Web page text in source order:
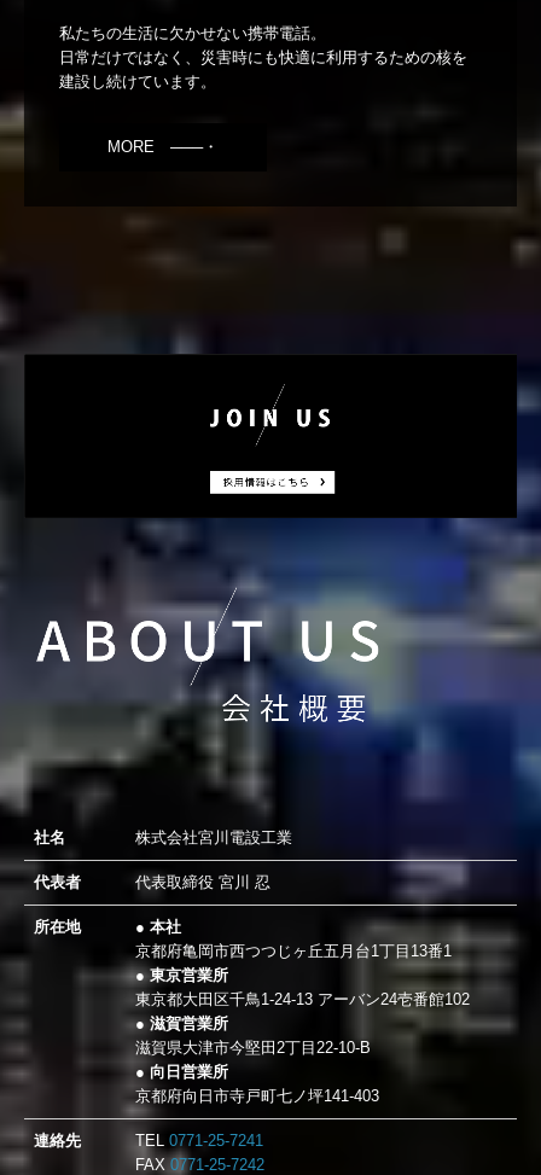
私たちの生活に欠かせない携帯電話。
日常だけではなく、災害時にも快適に利用するための核を
MORE ───・
社名 株式会社宮川電設工業
代表者 代表取締役 宮川 忍
所在地
● 本社
京都府亀岡市西つつじヶ丘五月台1丁目13番1
● 東京営業所
東京都大田区千鳥1-24-13 アーバン24壱番館102
● 滋賀営業所
滋賀県大津市今堅田2丁目22-10-B
● 向日営業所
京都府向日市寺戸町七ノ坪141-403
連絡先 TEL 0771-25-7241
FAX 0771-25-7242